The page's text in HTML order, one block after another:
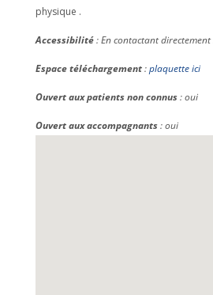
physique .
Accessibilité: En contactant directement
Espace téléchargement:plaquette ici
Ouvert aux patients non connus: oui
Ouvert aux accompagnants: oui